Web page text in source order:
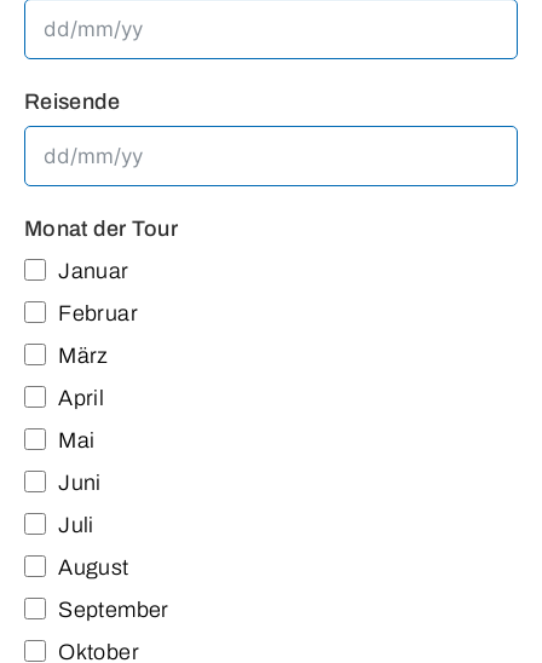
Reisende
Monat der Tour
Januar
Februar
März
April
Mai
Juni
Juli
August
September
Oktober